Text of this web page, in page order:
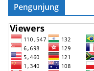
Pengunjung